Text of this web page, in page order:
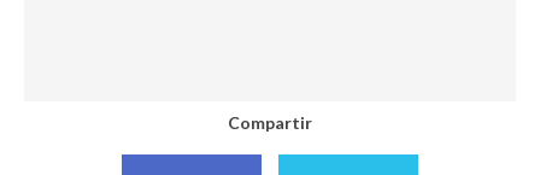
Compartir